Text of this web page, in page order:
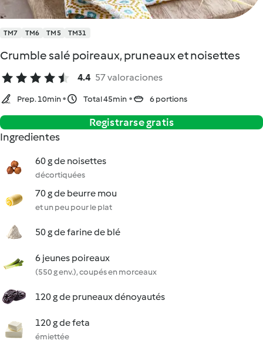
TM7 TM6 TM5 TM31
Crumble salé poireaux, pruneaux et noisettes
4.4 57 valoraciones
Prep. 10min Total 45min 6 portions
Registrarse gratis
Ingredientes
60 g de noisettes
décortiquées
70 g de beurre mou
et un peu pour le plat
50 g de farine de blé
6 jeunes poireaux
(550 g env.), coupés en morceaux
120 g de pruneaux dénoyautés
120 g de feta
émiettée